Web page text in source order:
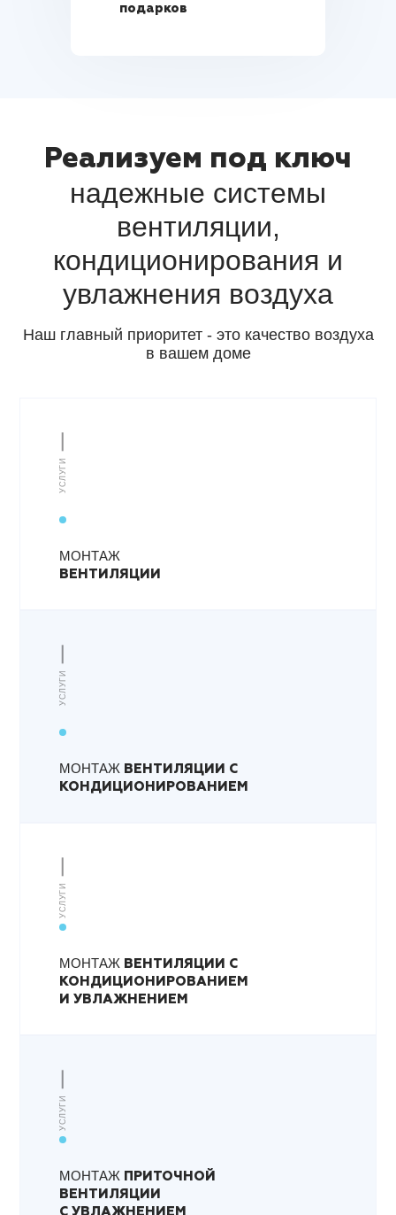
подарков
Реализуем под ключ
надежные системы
вентиляции,
кондиционирования и
увлажнения воздуха
Наш главный приоритет - это качество воздуха
в вашем доме
УСЛУГИ
МОНТАЖ
ВЕНТИЛЯЦИИ
УСЛУГИ
МОНТАЖ ВЕНТИЛЯЦИИ С
КОНДИЦИОНИРОВАНИЕМ
УСЛУГИ
МОНТАЖ ВЕНТИЛЯЦИИ С
КОНДИЦИОНИРОВАНИЕМ
И УВЛАЖНЕНИЕМ
УСЛУГИ
МОНТАЖ ПРИТОЧНОЙ
ВЕНТИЛЯЦИИ
С УВЛАЖНЕНИЕМ